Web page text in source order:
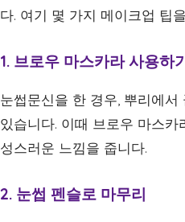
다. 여기 몇 가지 메이크업 팁
1. 브로우 마스카라 사용하
눈썹문신을 한 경우, 뿌리에
있습니다. 이때 브로우 마스
성스러운 느낌을 줍니다.
2. 눈썹 펜슬로 마무리